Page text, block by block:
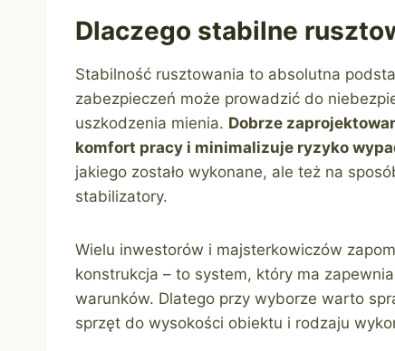
Dlaczego stabilne
Stabilność rusztowania to absolutna
zabezpieczeń może prowadzić do
uszkodzenia mienia. Dobrze
komfort pracy i minimalizuje ryzyko
jakiego zostało wykonane, ale też na
stabilizatory.
Wielu inwestorów i majsterkowiczów
konstrukcja – to system, który ma
warunków. Dlatego przy wyborze warto
sprzęt do wysokości obiektu i rodzaju